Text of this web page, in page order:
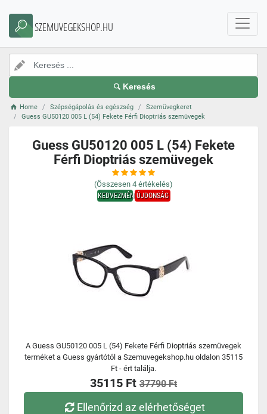
SZEMUVEGEKSHOP.HU
Keresés
Home Szépségápolás és egészség
Szemüvegkeret
Guess GU50120 005 L (54) Fekete Férfi Dioptriás szemüvegek
Guess GU50120 005 L (54) Fekete
Férfi Dioptriás szemüvegek
(Összesen 4 értékelés)
KEDVEZMÉNYÚJDONSÁG
A Guess GU50120 005 L (54) Fekete Férfi Dioptriás szemüvegek
terméket a Guess gyártótól a Szemuvegekshop.hu oldalon 35115
Ft - ért találja.
35115 Ft 37790 Ft
Ellenőrizd az elérhetőséget